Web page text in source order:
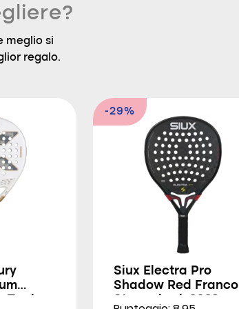
meglio si
regalo.
-29%
Siux Electra Pro
Shadow Red Franco